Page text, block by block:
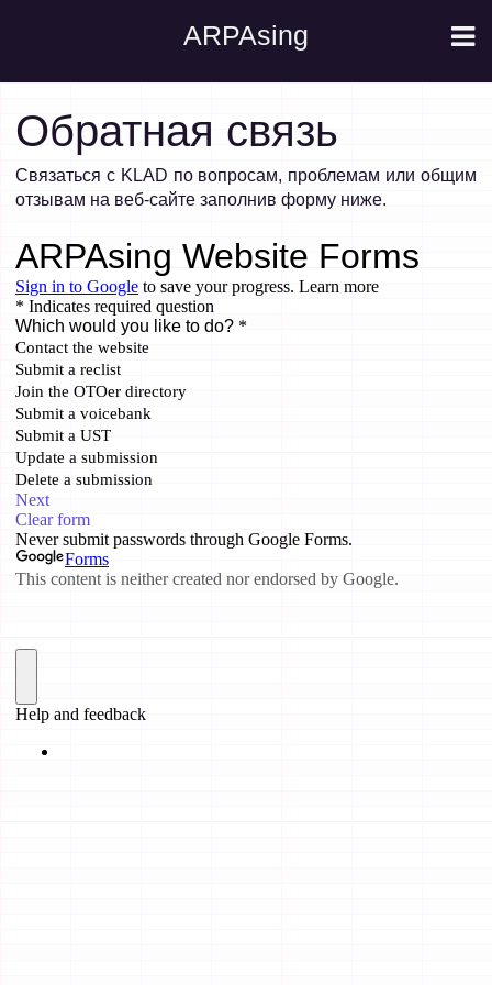
ARPAsing
Обратная связь
Связаться с KLAD по вопросам, проблемам или общим
отзывам на веб-сайте заполнив форму ниже.